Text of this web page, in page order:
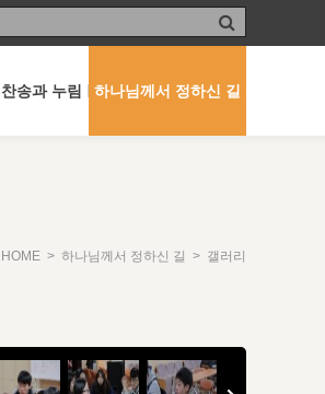
찬송과 누림 하나님께서 정하신 길
HOME > 하나님께서 정하신 길 > 갤러리